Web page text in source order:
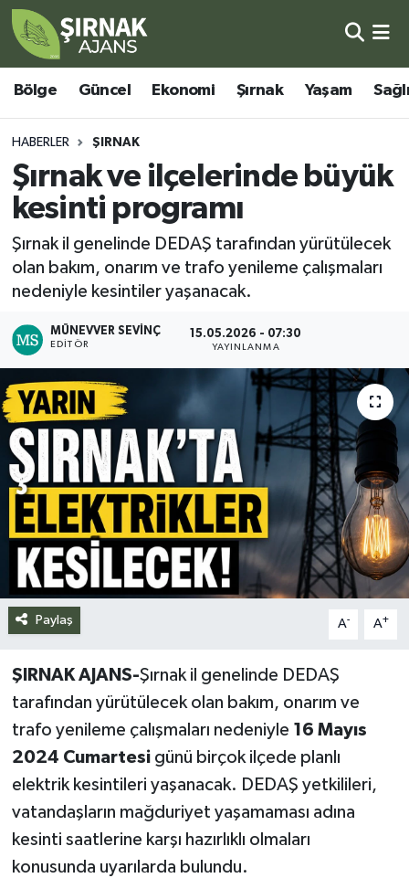
Bölge Güncel Ekonomi Şırnak Yaşam
HABERLER ŞIRNAK
Şırnak ve ilçelerinde büyük
kesinti programı
Şırnak il genelinde DEDAŞ tarafından yürütülecek
olan bakım, onarım ve trafo yenileme çalışmaları
nedeniyle kesintiler yaşanacak.
MÜNEVVER SEVINÇ
EDITÖR
15.05.2026 - 07:30
YAYINLANMA
Paylaş A- A+
ŞIRNAK AJANS-Şırnak il genelinde DEDAŞ
tarafından yürütülecek olan bakım, onarım ve
trafo yenileme çalışmaları nedeniyle 16 Mayıs
2024 Cumartesigünü birçok ilçede planlı
elektrik kesintileri yaşanacak. DEDAŞ yetkilileri,
vatandaşların mağduriyet yaşamaması adına
kesinti saatlerine karşı hazırlıklı olmaları
konusunda uyarılarda bulundu.
Bölge
Güncel
Ekonomi
Şırnak
Yaşam
Sağlık
Eğitim
Kültür - Sanat
Siyaset
Spor
Teknoloji
Yazarlar
Şırnak Nöbetçi Eczaneler
Şırnak Hava Durumu
Şirnak Namaz Vakitleri
Şırnak Trafik Yoğunluk Haritası
Süper Lig Puan Durumu ve Fikstür
Tüm Manşetler
Son Dakika Haberleri
Haber Arşivi